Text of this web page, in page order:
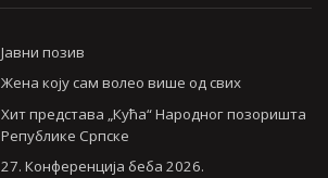
Jавни позив
Жена коју сам волео више од свих
Хит представа „Кућа“ Народног позоришта
Републике Српске
27. Конференција беба 2026.